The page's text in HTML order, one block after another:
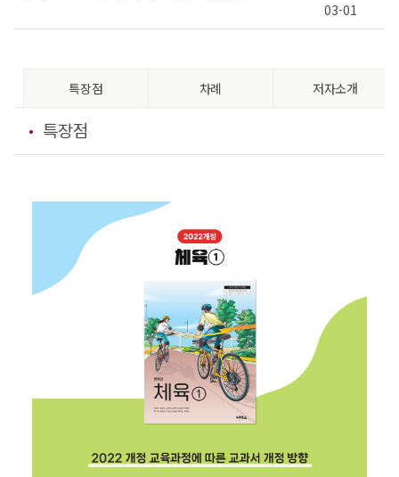
03-01
특장점 차례 저자소개
특장점